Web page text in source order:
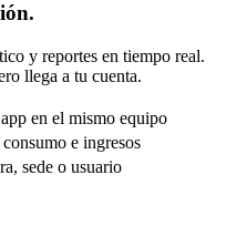
y reportes en tiempo real.
llega a tu cuenta.
en el mismo equipo
e ingresos
sede o usuario